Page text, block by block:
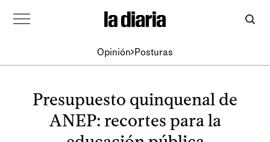
Opinión Posturas
Presupuesto quinquenal de
ANEP: recortes para la